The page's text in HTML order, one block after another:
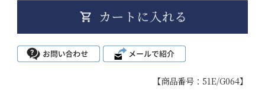
【商品番号：51E/G064】